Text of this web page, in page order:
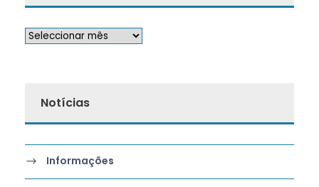
Notícias
Informações